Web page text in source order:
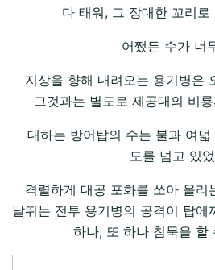
다 태워, 그 장대한 꼬리로
어쨌든 수가 너
지상을 향해 내려오는 용기병은
그것과는 별도로 제공대의 비
대하는 방어탑의 수는 불과 여덟
도를 넘고 있
격렬하게 대공 포화를 쏘아 올리
날뛰는 전투 용기병의 공격이 탑에
하나, 또 하나 침묵을 할